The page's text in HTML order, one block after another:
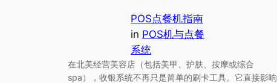
POS点餐机指南
in POS机与点餐
系统
在北美经营美容店（包括美甲、护肤、按摩或综合
spa），收银系统不再只是简单的刷卡工具。它直接影响